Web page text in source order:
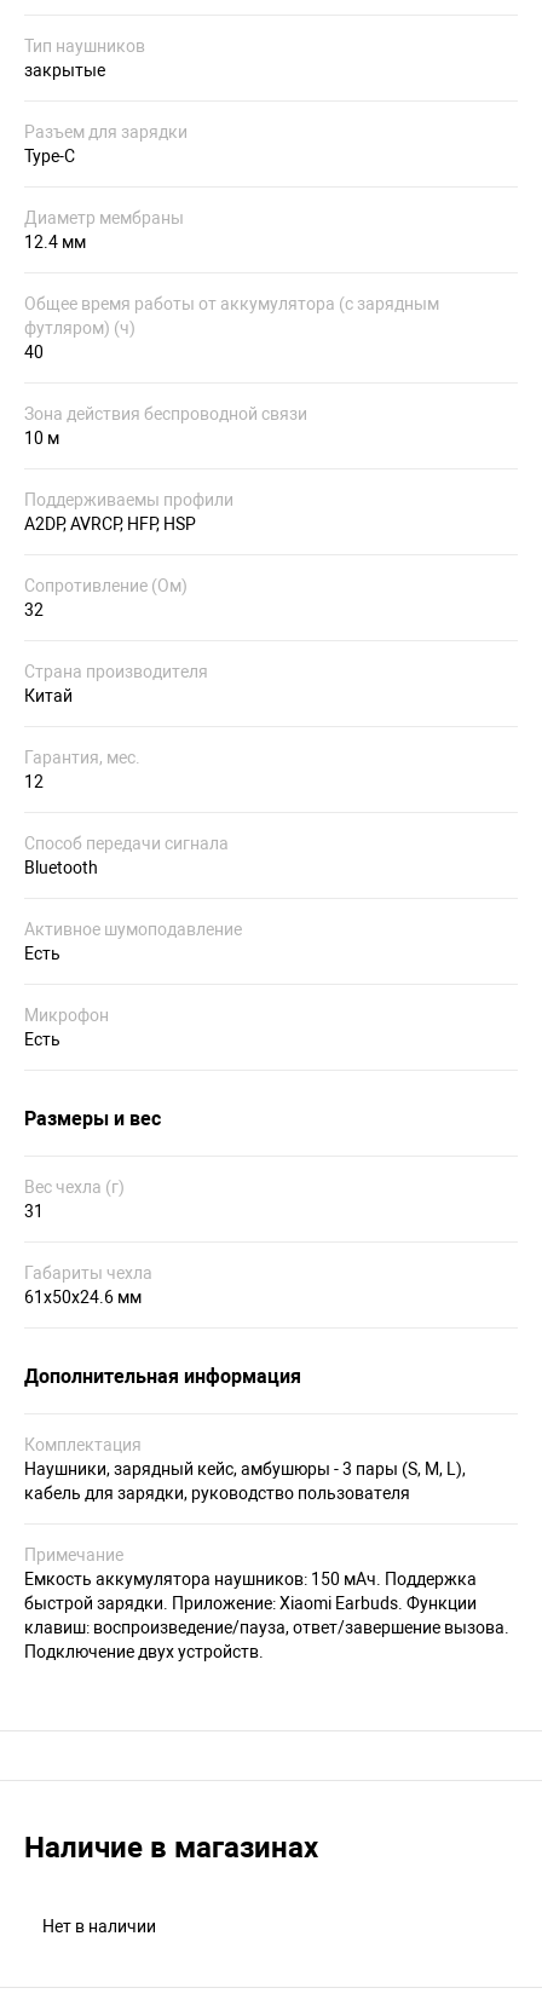
Тип наушников
закрытые
Разъем для зарядки
Type-C
Диаметр мембраны
12.4 мм
Общее время работы от аккумулятора (с зарядным
футляром) (ч)
40
Зона действия беспроводной связи
10 м
Поддерживаемы профили
A2DP, AVRCP, HFP, HSP
Сопротивление (Ом)
32
Страна производителя
Китай
Гарантия, мес.
12
Способ передачи сигнала
Bluetooth
Активное шумоподавление
Есть
Микрофон
Есть
Размеры и вес
Вес чехла (г)
31
Габариты чехла
61х50х24.6 мм
Дополнительная информация
Комплектация
Наушники, зарядный кейс, амбушюры - 3 пары (S, M, L),
кабель для зарядки, руководство пользователя
Примечание
Емкость аккумулятора наушников: 150 мАч. Поддержка
быстрой зарядки. Приложение: Xiaomi Earbuds. Функции
клавиш: воспроизведение/пауза, ответ/завершение вызова.
Подключение двух устройств.
Наличие в магазинах
Нет в наличии